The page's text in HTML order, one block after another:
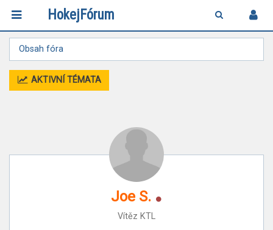
HokejFórum
Obsah fóra
AKTIVNÍ TÉMATA
Joe S.
Vítěz KTL